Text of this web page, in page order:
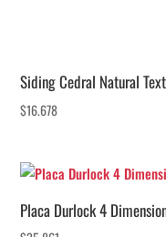
Siding Cedral Natural
$16.678
Placa Durlock 4